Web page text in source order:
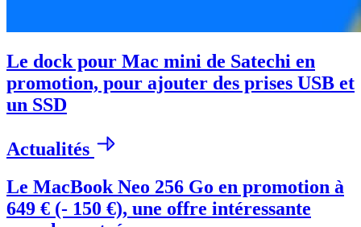
Le dock pour Mac mini de Satechi en
promotion, pour ajouter des prises USB et
un SSD
Actualités
Le MacBook Neo 256 Go en promotion à
649 € (- 150 €), une offre intéressante